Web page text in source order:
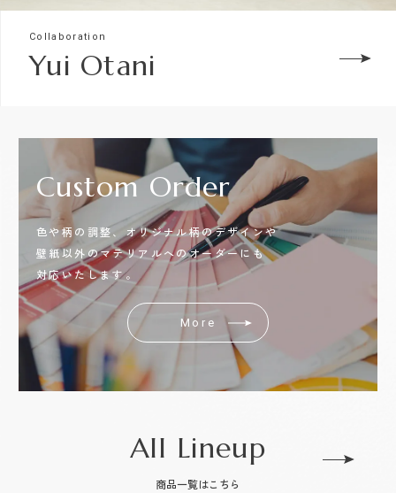
Collaboration
Yui Otani
CustomOrder
色や柄の調整、オリジナル柄のデザインや
壁紙以外のマテリアルへのオーダーにも
対応いたします。
More
All Lineup
商品一覧はこちら